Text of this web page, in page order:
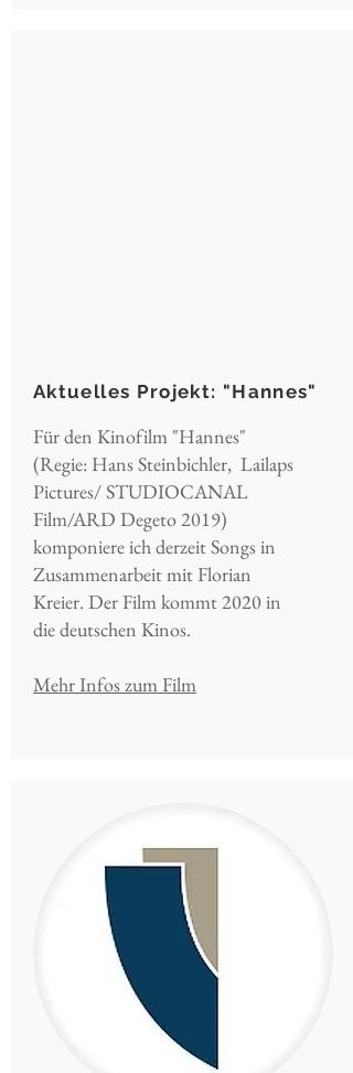
Aktuelles Projekt: "Hannes"
Für den Kinofilm "Hannes"
(Regie: Hans Steinbichler, Lailaps
Pictures/ STUDIOCANAL
Film/ARD Degeto 2019)
komponiere ich derzeit Songs in
Zusammenarbeit mit Florian
Kreier. Der Film kommt 2020 in
die deutschen Kinos.
Mehr Infos zum Film